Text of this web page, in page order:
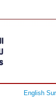
English